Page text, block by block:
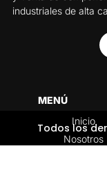
industriales de alta
MENÚ
Inicio
Nosotros
Todos los